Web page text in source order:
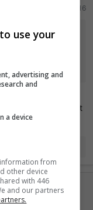
#16
o jogo vender no
vendendo Minecraft
use your
advertising and
and
a device
from
other device
with 446
and our partners